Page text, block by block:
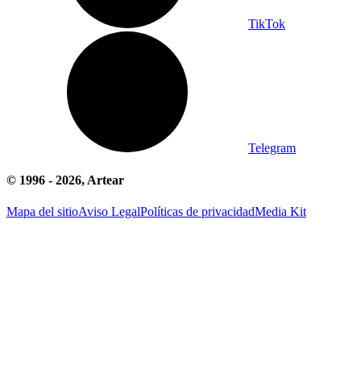
TikTok
Telegram
© 1996 - 2026, Artear
Mapa del sitioAviso LegalPolíticas de privacidadMedia Kit